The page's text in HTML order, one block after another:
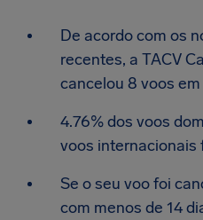
De acordo com os
recentes, a TACV
cancelou 8 voos
4.76% dos voos
voos internacionais
Se o seu voo foi
com menos de 14